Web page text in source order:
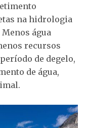
na hidrologia
água
recursos
de degelo,
de água,